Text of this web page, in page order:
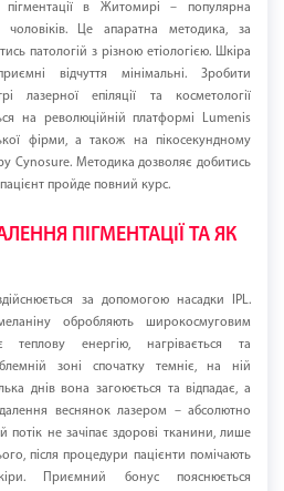
в Житомирі – популярна
Це апаратна методика, за
патологій з різною етіологією. Шкіра
відчуття мінімальні. Зробити
епіляції та косметології
на революційній платформі Lumenis
фірми, а також на пікосекундному
Cynosure. Методика дозволяє добитись
пройде повний курс.
ПІГМЕНТАЦІЇ ТА ЯК
за допомогою насадки IPL.
обробляють широкосмуговим
теплову енергію, нагрівається та
зоні спочатку темніє, на ній
днів вона загоюється та відпадає, а
веснянок лазером – абсолютно
потік не зачіпає здорові тканини, лише
після процедури пацієнти помічають
Приємний бонус пояснюється